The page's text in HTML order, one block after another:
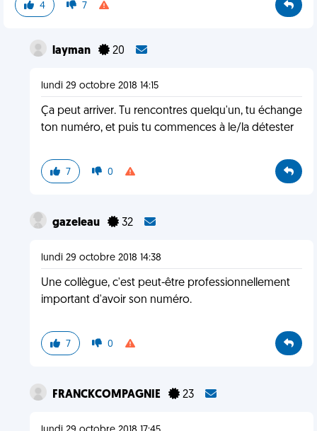
4 7
layman 20
lundi 29 octobre 2018 14:15
Ça peut arriver. Tu rencontres quelqu'un, tu échange
ton numéro, et puis tu commences à le/la détester
7 0
gazeleau 32
lundi 29 octobre 2018 14:38
Une collègue, c'est peut-être professionnellement
important d'avoir son numéro.
7 0
FRANCKCOMPAGNIE 23